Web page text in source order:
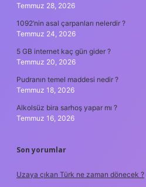
Temmuz 28, 2026
1092’nin asal çarpanları nelerdir ?
Temmuz 24, 2026
5 GB internet kaç gün gider ?
Temmuz 20, 2026
Pudranın temel maddesi nedir ?
Temmuz 18, 2026
Alkolsüz bira sarhoş yapar mı ?
Temmuz 16, 2026
Son yorumlar
Uzaya çıkan Türk ne zaman dönecek ?